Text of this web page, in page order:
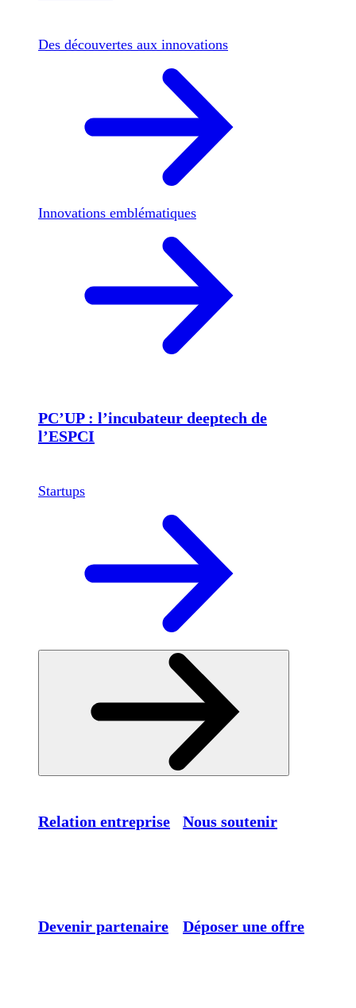
Des découvertes aux innovations
Innovations emblématiques
PC’UP : l’incubateur deeptech de
l’ESPCI
Startups
Relation entreprise Nous soutenir
Devenir partenaire Déposer une offre